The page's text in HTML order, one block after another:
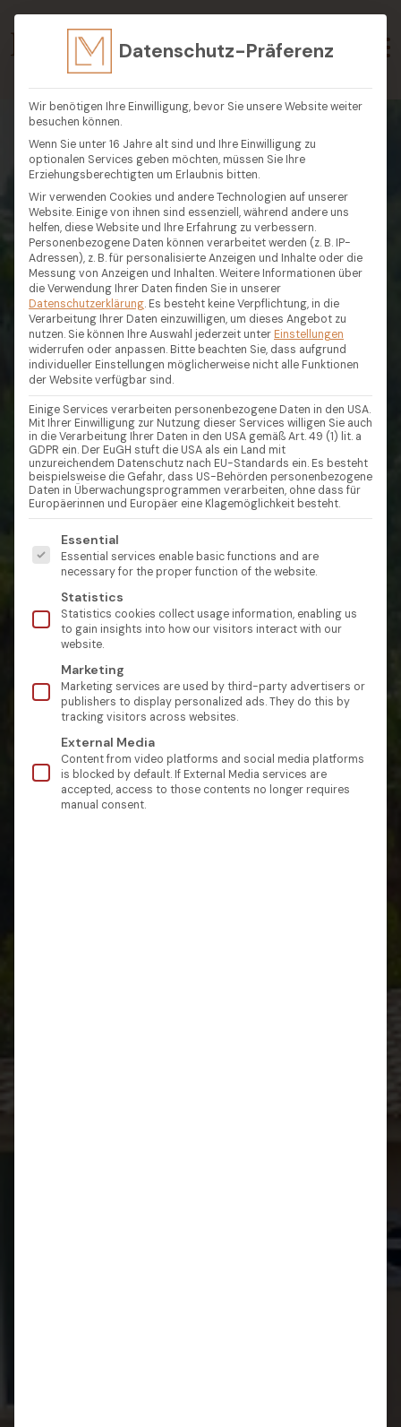
Datenschutz-Präferenz
Wir benötigen Ihre Einwilligung, bevor Sie unsere Website weiter
besuchen können.
Wenn Sie unter 16 Jahre alt sind und Ihre Einwilligung zu
optionalen Services geben möchten, müssen Sie Ihre
Erziehungsberechtigten um Erlaubnis bitten.
Wir verwenden Cookies und andere Technologien auf unserer
Website. Einige von ihnen sind essenziell, während andere uns
helfen, diese Website und Ihre Erfahrung zu verbessern.
Personenbezogene Daten können verarbeitet werden (z. B. IP-
Adressen), z. B. für personalisierte Anzeigen und Inhalte oder die
Messung von Anzeigen und Inhalten.Weitere Informationen über
die Verwendung Ihrer Daten finden Sie in unserer
Datenschutzerklärung. Es besteht keine Verpflichtung, in die
Verarbeitung Ihrer Daten einzuwilligen, um dieses Angebot zu
nutzen. Sie können Ihre Auswahl jederzeit unter Einstellungen
widerrufen oder anpassen. Bitte beachten Sie, dass aufgrund
individueller Einstellungen möglicherweise nicht alle Funktionen
der Website verfügbar sind.
Einige Services verarbeiten personenbezogene Daten in den USA.
Mit Ihrer Einwilligung zur Nutzung dieser Services willigen Sie auch
in die Verarbeitung Ihrer Daten in den USA gemäß Art. 49 (1) lit. a
GDPR ein. Der EuGH stuft die USA als ein Land mit
unzureichendem Datenschutz nach EU-Standards ein. Es besteht
beispielsweise die Gefahr, dass US-Behörden personenbezogene
Daten in Überwachungsprogrammen verarbeiten, ohne dass für
Europäerinnen und Europäer eine Klagemöglichkeit besteht.
Es folgt eine Liste der Service-Gruppen, für die eine
Essential
Essential services enable basic functions and are
necessary for the proper function of the website.
Statistics
Statistics cookies collect usage information, enabling us
to gain insights into how our visitors interact with our
website.
Marketing
Marketing services are used by third-party advertisers or
publishers to display personalized ads. They do this by
tracking visitors across websites.
External Media
Content from video platforms and social media platforms
is blocked by default. If External Media services are
accepted, access to those contents no longer requires
manual consent.